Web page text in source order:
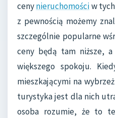
cenynieruchomościw
z pewnością możemy
szczególnie popularne
ceny będą tam niższe,
większego spokoju.
mieszkającymi na
turystyka jest dla nich
osoba rozumie, że to